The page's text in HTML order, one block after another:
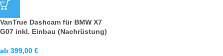
VanTrue Dashcam für BMW X7
G07 inkl. Einbau (Nachrüstung)
ab 399,00 €